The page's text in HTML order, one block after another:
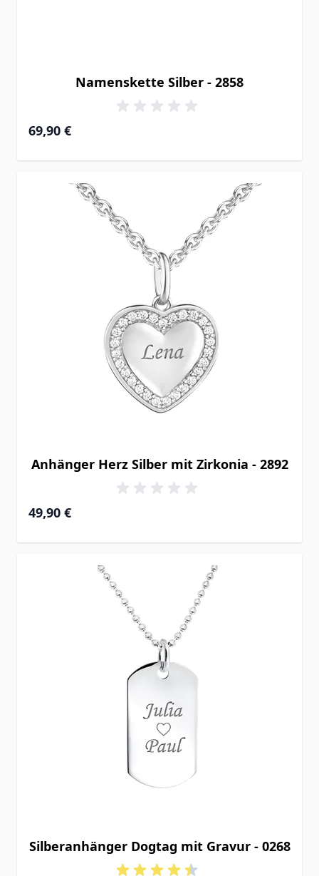
Namenskette Silber - 2858
69,90 €
Anhänger Herz Silber mit Zirkonia - 2892
49,90 €
Silberanhänger Dogtag mit Gravur - 0268